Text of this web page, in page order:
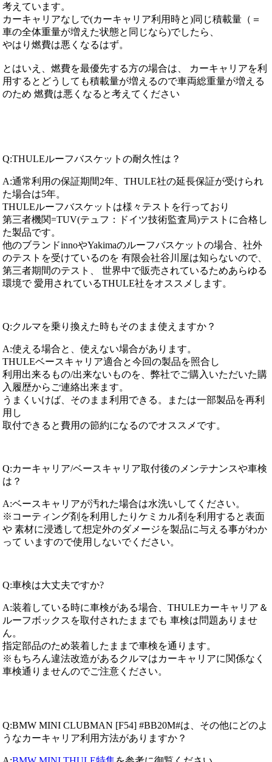
考えています。
カーキャリアなしで(カーキャリア利用時と)同じ積載量（＝
車の全体重量が増えた状態と同じなら)でしたら、
やはり燃費は悪くなるはず。
とはいえ、燃費を最優先する方の場合は、 カーキャリアを利
用するとどうしても積載量が増えるので車両総重量が増える
のため 燃費は悪くなると考えてください
Q:THULEルーフバスケットの耐久性は？
A:通常利用の保証期間2年、THULE社の延長保証が受けられ
た場合は5年。
THULEルーフバスケットは様々テストを行っており
第三者機関=TUV(テュフ：ドイツ技術監査局)テストに合格し
た製品です。
他のブランドinnoやYakimaのルーフバスケットの場合、社外
のテストを受けているのを 有限会社谷川屋は知らないので、
第三者期間のテスト、 世界中で販売されているためあらゆる
環境で 愛用されているTHULE社をオススメします。
Q:クルマを乗り換えた時もそのまま使えますか？
A:使える場合と、使えない場合があります。
THULEベースキャリア適合と今回の製品を照合し
利用出来るもの/出来ないものを、弊社でご購入いただいた購
入履歴からご連絡出来ます。
うまくいけば、そのまま利用できる。または一部製品を再利
用し
取付できると費用の節約になるのでオススメです。
Q:カーキャリア/ベースキャリア取付後のメンテナンスや車検
は？
A:ベースキャリアが汚れた場合は水洗いしてください。
※コーティング剤を利用したりケミカル剤を利用すると表面
や 素材に浸透して想定外のダメージを製品に与える事がわか
って いますので使用しないでください。
Q:車検は大丈夫ですか?
A:装着している時に車検がある場合、THULEカーキャリア＆
ルーフボックスを取付されたままでも 車検は問題ありませ
ん。
指定部品のため装着したままで車検を通ります。
※もちろん違法改造があるクルマはカーキャリアに関係なく
車検通りませんのでご注意ください。
Q:BMW MINI CLUBMAN [F54] #BB20M#は、その他にどのよ
うなカーキャリア利用方法がありますか？